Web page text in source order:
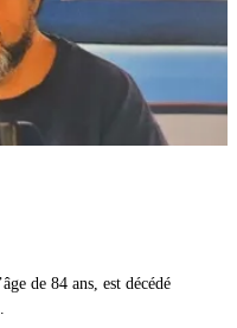
de 84 ans, est décédé